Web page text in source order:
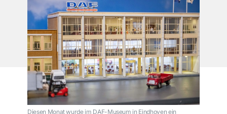
Diesen Monat wurde im DAF-Museum in Eindhoven ein